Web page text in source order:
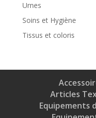
Urnes
Soins et Hygiène
Tissus et coloris
Articles
Equipements